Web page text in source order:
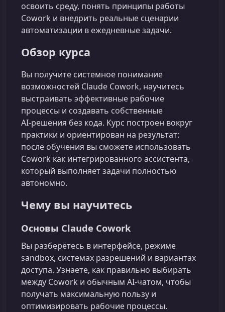
освоить среду, понять принципы работы
Cowork и внедрить реальные сценарии
автоматизации в ежедневные задачи.
Обзор курса
Вы получите системное понимание
возможностей Claude Cowork, научитесь
выстраивать эффективные рабочие
процессы и создавать собственные
AI‑решения без кода. Курс построен вокруг
практики и ориентирован на результат:
после обучения вы сможете использовать
Cowork как интегрированного ассистента,
который выполняет задачи полностью
автономно.
Чему вы научитесь
Основы Claude Cowork
Вы разберётесь в интерфейсе, режиме
sandbox, системах разрешений и вариантах
доступа. Узнаете, как правильно выбирать
между Cowork и обычным AI-чатом, чтобы
получать максимальную пользу и
оптимизировать рабочие процессы.